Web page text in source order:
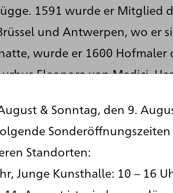
1591 wurde er Mitglied
und Antwerpen, wo er
wurde er 1600 Hofmaler
Eleonora von Medici,
– der Königin von
er deren Sohn Ludwig
Maria von Medicis in Paris
stellte Ludwig XIII. in
Diplomatie
& Sonntag, den 9.
Sonderöffnungszeiten
Standorten:
Junge Kunsthalle: 10 – 16